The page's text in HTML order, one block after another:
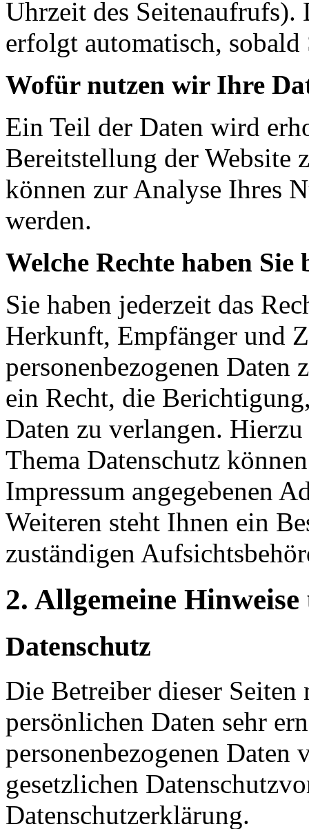
Uhrzeit des Seitenaufrufs).
erfolgt automatisch, sobald
Wofür nutzen wir Ihre
Ein Teil der Daten wird
Bereitstellung der Website
können zur Analyse Ihres
werden.
Welche Rechte haben
Sie haben jederzeit das
Herkunft, Empfänger und
personenbezogenen Daten
ein Recht, die
Daten zu verlangen.
Thema Datenschutz
Impressum angegebenen
Weiteren steht Ihnen ein
zuständigen
2. Allgemeine
Datenschutz
Die Betreiber dieser Seiten
persönlichen Daten sehr
personenbezogenen Daten
gesetzlichen
Datenschutzerklärung.